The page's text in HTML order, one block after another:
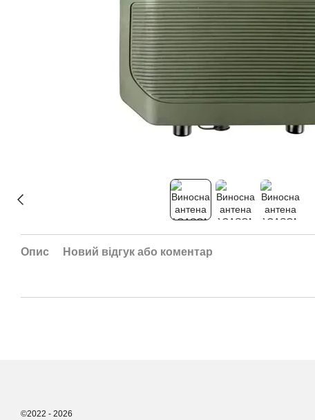
Опис Новий відгук або коментар
©2022 - 2026